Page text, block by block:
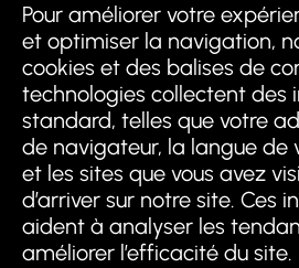
Pour améliorer votre
et optimiser la navigation,
cookies et des balises de
technologies collectent des
standard, telles que votre
de navigateur, la langue de
et les sites que vous avez
d’arriver sur notre site. Ces
aident à analyser les
améliorer l’efficacité du site.